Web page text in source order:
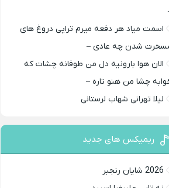
اسمت میاد هر دفعه میرم تراپی دروغ‌ های
شدن چه عادی –
الان هوا بارونیه دل من طوفانه چشات که
چشا من هنو تاره –
لیلا تهرانی شهاب لرستانی
ریمیکس های جدید
2026 شایان رنجبر